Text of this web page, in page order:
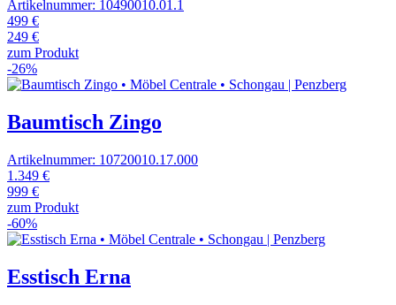
Artikelnummer: 10490010.01.1
499 €
249 €
zum Produkt
-26%
Baumtisch Zingo
Artikelnummer: 10720010.17.000
1.349 €
999 €
zum Produkt
-60%
Esstisch Erna